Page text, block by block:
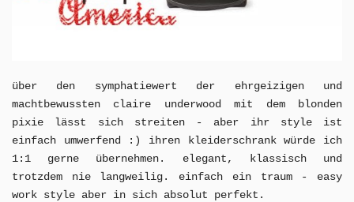
über den symphatiewert der ehrgeizigen und
machtbewussten claire underwood mit dem blonden
pixie lässt sich streiten - aber ihr style ist
einfach umwerfend :) ihren kleiderschrank würde ich
1:1 gerne übernehmen. elegant, klassisch und
trotzdem nie langweilig. einfach ein traum - easy
work style aber in sich absolut perfekt.